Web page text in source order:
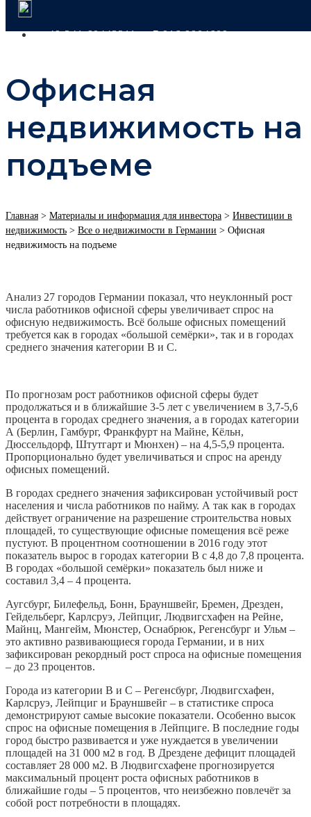
+49 341 60443311 +7 916 9904609
Офисная
недвижимость на
подъеме
Главная > Материалы и информация для инвестора > Инвестиции в
недвижимость > Все о недвижимости в Германии > Офисная
недвижимость на подъеме
Анализ 27 городов Германии показал, что неуклонный рост
числа работников офисной сферы увеличивает спрос на
офисную недвижимость. Всё больше офисных помещений
требуется как в городах «большой семёрки», так и в городах
среднего значения категории В и С.
По прогнозам рост работников офисной сферы будет
продолжаться и в ближайшие 3-5 лет с увеличением в 3,7-5,6
процента в городах среднего значения, а в городах категории
А (Берлин, Гамбург, Франкфурт на Майне, Кёльн,
Дюссельдорф, Штутгарт и Мюнхен) – на 4,5-5,9 процента.
Пропорционально будет увеличиваться и спрос на аренду
офисных помещений.
В городах среднего значения зафиксирован устойчивый рост
населения и числа работников по найму. А так как в городах
действует ограничение на разрешение строительства новых
площадей, то существующие офисные помещения всё реже
пустуют. В процентном соотношении в 2016 году этот
показатель вырос в городах категории В с 4,8 до 7,8 процента.
В городах «большой семёрки» показатель был ниже и
составил 3,4 – 4 процента.
Аугсбург, Билефельд, Бонн, Брауншвейг, Бремен, Дрезден,
Гейдельберг, Карлcруэ, Лейпциг, Людвигсхафен на Рейне,
Майнц, Мангейм, Мюнстер, Оснабрюк, Регенсбург и Ульм –
это активно развивающиеся города Германии, и в них
зафиксирован рекордный рост спроса на офисные помещения
– до 23 процентов.
Города из категории В и С – Регенсбург, Людвигсхафен,
Карлсруэ, Лейпциг и Брауншвейг – в статистике спроса
демонстрируют самые высокие показатели. Особенно высок
спрос на офисные помещения в Лейпциге. В последние годы
город быстро развивается и уже нуждается в увеличении
площадей на 31 000 м2 в год. В Дрездене дефицит площадей
составляет 28 000 м2. В Людвигсхафене прогнозируется
максимальный процент роста офисных работников в
ближайшие годы – 5 процентов, что неизбежно повлечёт за
собой рост потребности в площадях.